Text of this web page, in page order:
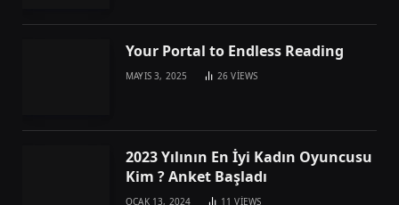
Your Portal to Endless Reading
MAYIS 3, 2025 26VIEWS
2023 Yılının En İyi Kadın Oyuncusu
Kim ? Anket Başladı
OCAK 13, 2024 11VIEWS